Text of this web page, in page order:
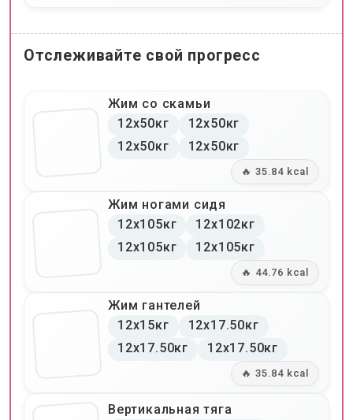
Отслеживайте свой прогресс
Жим со скамьи
12x50кг
12x50кг
12x50кг
12x50кг
🔥 35.84 kcal
Жим ногами сидя
12x105кг
12x102кг
12x105кг
12x105кг
🔥 44.76 kcal
Жим гантелей
12x15кг
12x17.50кг
12x17.50кг
12x17.50кг
🔥 35.84 kcal
Вертикальная тяга